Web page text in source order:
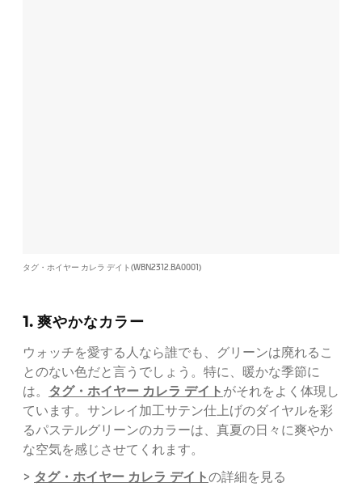
タグ・ホイヤー カレラ デイト(WBN2312.BA0001)
1. 爽やかなカラー
ウォッチを愛する人なら誰でも、グリーンは廃れるこ
とのない色だと言うでしょう。特に、暖かな季節に
は。
タグ・ホイヤー カレラ デイト がそれをよく体現し
ています。サンレイ加工サテン仕上げのダイヤルを彩
るパステルグリーンのカラーは、真夏の日々に爽やか
な空気を感じさせてくれます。
> タグ・ホイヤー カレラ デイトの詳細を見る